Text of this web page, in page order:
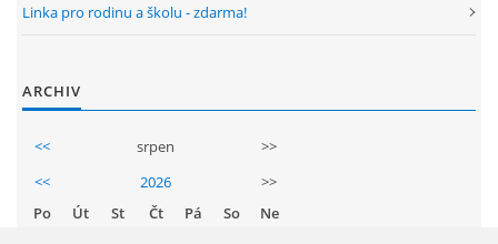
PŘEDŠKOLÁCI
Linka pro rodinu a školu - zdarma!
ARCHIV
<< srpen
>>
<<
2026
>>
Po
Út St Čt Pá So
Ne